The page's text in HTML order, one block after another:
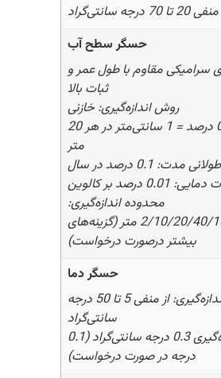
درجه سانتی‌گراد
حسگر سطح آب
سرامیکی مقاوم با طول عمر و
ثبات بالا
روش اندازه‌گیری: خازنی
دقت: 0.05 درصد = 1 سانتی‌متر در هر 20
متر
مدت: 0.1 درصد در سال
0.01 درصد بر کالوین
محدوده اندازه‌گیری:
2/10/20/40/100/200/300 متر (گزینه‌های
بیشتر درصورت درخواست)
حسگر دما
محدوده اندازه‌گیری: از منفی 5 تا 50 درجه
سانتی‌گراد
دقت اندازه‌گیری 0.3 درجه سانتی‌گراد (0.1
درجه در صورت درخواست)